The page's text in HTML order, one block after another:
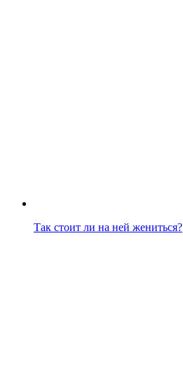
Так стоит ли на ней жениться?